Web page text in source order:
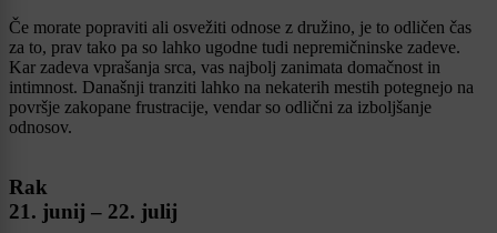
Če morate popraviti ali osvežiti odnose z družino, je to odličen čas
za to, prav tako pa so lahko ugodne tudi nepremičninske zadeve.
Kar zadeva vprašanja srca, vas najbolj zanimata domačnost in
intimnost. Današnji tranziti lahko na nekaterih mestih potegnejo na
površje zakopane frustracije, vendar so odlični za izboljšanje
odnosov.
Rak
21. junij – 22. julij